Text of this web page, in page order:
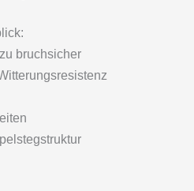
bruchsicher